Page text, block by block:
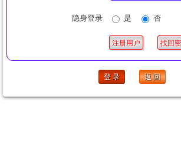
隐身登录 是 否